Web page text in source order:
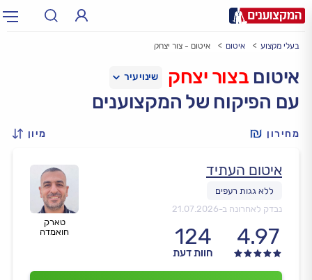
עירעיר: תל אביב, חיפה…
בעלי מקצוע איטום איטום - צור יצחק
איטום בצור יצחק
עם הפיקוח של המקצוענים
מחירון מיון
טארק
חואמדה
איטום העתיד
נבדק לאחרונה ב-21.07.2026
4.97
124
חוות דעת